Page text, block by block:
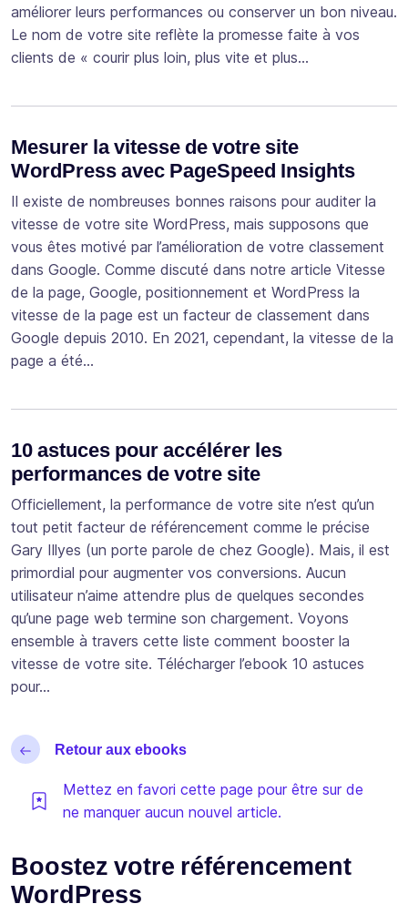
améliorer leurs performances ou conserver un bon niveau.
Le nom de votre site reflète la promesse faite à vos
clients de « courir plus loin, plus vite et plus…
Mesurer la vitesse de votre site
WordPress avec PageSpeed Insights
Il existe de nombreuses bonnes raisons pour auditer la
vitesse de votre site WordPress, mais supposons que
vous êtes motivé par l’amélioration de votre classement
dans Google. Comme discuté dans notre article Vitesse
de la page, Google, positionnement et WordPress la
vitesse de la page est un facteur de classement dans
Google depuis 2010. En 2021, cependant, la vitesse de la
page a été…
10 astuces pour accélérer les
performances de votre site
Officiellement, la performance de votre site n’est qu’un
tout petit facteur de référencement comme le précise
Gary Illyes (un porte parole de chez Google). Mais, il est
primordial pour augmenter vos conversions. Aucun
utilisateur n’aime attendre plus de quelques secondes
qu’une page web termine son chargement. Voyons
ensemble à travers cette liste comment booster la
vitesse de votre site. Télécharger l’ebook 10 astuces
pour…
Retour aux ebooks
Mettez en favori cette page pour être sur de
ne manquer aucun nouvel article.
Boostez votre référencement
WordPress